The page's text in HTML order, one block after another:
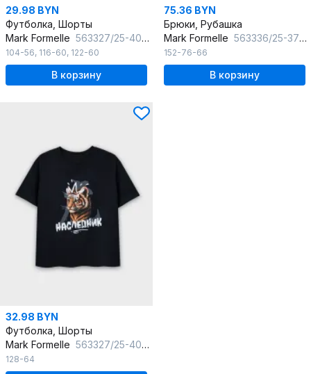
29.98 BYN
Футболка, Шорты
Mark Formelle 563327/25-40736ПП-0 черный_тигры_на_черном_3_сл_на_пол
104-56, 116-60, 122-60
В корзину
75.36 BYN
Брюки, Рубашка
Mark Formelle 563336/25-37729ПП-9 клетка_на_красном
152-76-66
В корзину
32.98 BYN
Футболка, Шорты
Mark Formelle 563327/25-40737ПП-0 черный_тигры_на_черном_3_сл_на_пол
128-64